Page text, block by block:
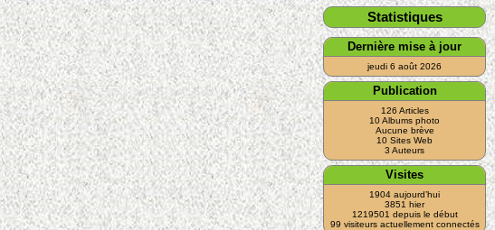
Statistiques
Dernière mise à jour
jeudi 6 août 2026
Publication
126 Articles
10 Albums photo
Aucune brève
10 Sites Web
3 Auteurs
Visites
1904 aujourd’hui
3851 hier
1219501 depuis le début
99 visiteurs actuellement connectés